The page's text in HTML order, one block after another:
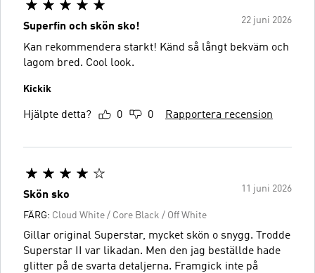
22 juni 2026
Superfin och skön sko!
Kan rekommendera starkt! Känd så långt bekväm och
lagom bred. Cool look.
Kickik
Hjälpte detta? 0 0 Rapportera recension
11 juni 2026
Skön sko
FÄRG: Cloud White / Core Black / Off White
Gillar original Superstar, mycket skön o snygg. Trodde
Superstar II var likadan. Men den jag beställde hade
glitter på de svarta detaljerna. Framgick inte på